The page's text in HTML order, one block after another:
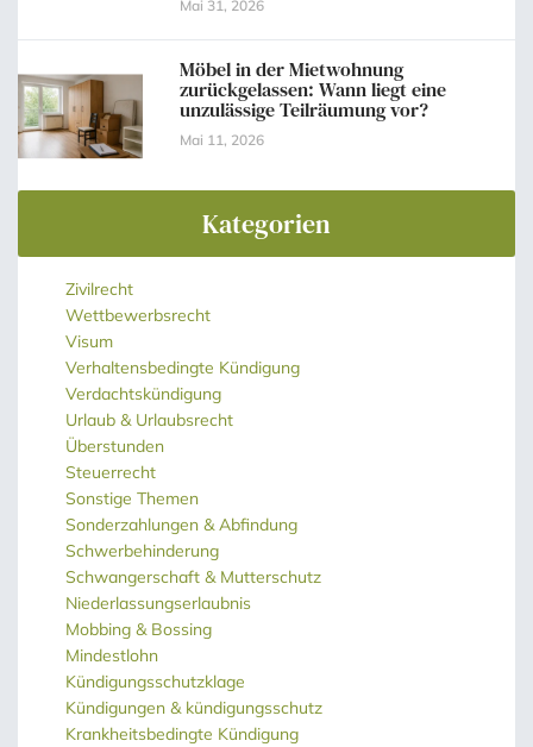
Mai 31, 2026
Möbel in der Mietwohnung
zurückgelassen: Wann liegt eine
unzulässige Teilräumung vor?
Mai 11, 2026
Kategorien
Zivilrecht
Wettbewerbsrecht
Visum
Verhaltensbedingte Kündigung
Verdachtskündigung
Urlaub & Urlaubsrecht
Überstunden
Steuerrecht
Sonstige Themen
Sonderzahlungen & Abfindung
Schwerbehinderung
Schwangerschaft & Mutterschutz
Niederlassungserlaubnis
Mobbing & Bossing
Mindestlohn
Kündigungsschutzklage
Kündigungen & kündigungsschutz
Krankheitsbedingte Kündigung